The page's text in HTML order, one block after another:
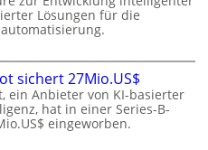
Lösungen für die
sichert 27Mio.US$
ein Anbieter von KI-basierter
hat in einer Series-B-
eingeworben.